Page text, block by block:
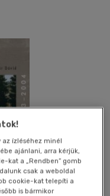
az ízléséhez minél
ajánlani, arra kérjük,
kat a „Rendben” gomb
csak a weboldal
cookie-kat telepíti a
is bármikor